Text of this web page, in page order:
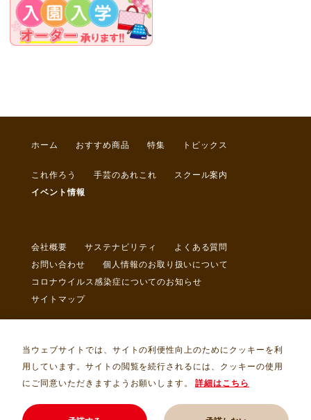
当ウェブサイトでは、サイトの利便性向上のためにクッキーを利
用しています。サイトの閲覧を続行されるには、クッキーの使用
にご同意いただきますようお願いします。
詳細はこちら
ホーム おすすめ商品 特集 トピックス
これ作ろう 手芸のあれこれ
スクール案内
イベント情報
会社概要 サステナビリティ
よくある質問
お問い合わせ
個人情報のお取り扱いについて
コロナウイルス感染症についてのお知らせ
サイトマップ